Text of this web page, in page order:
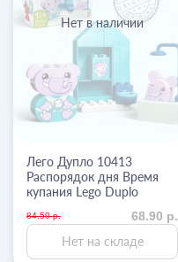
Нет в наличии
Лего Дупло 10413
Распорядок дня Время
купания Lego Duplo
84.50 р. 68.90 р.
Нет на складе